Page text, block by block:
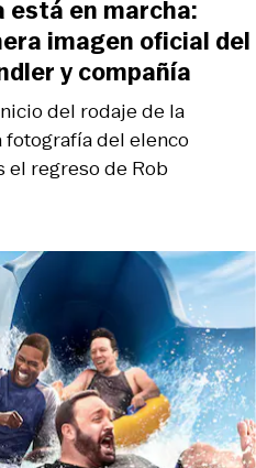
del rodaje de la
del elenco
el regreso de Rob
está en marcha:
imagen oficial del
y compañía